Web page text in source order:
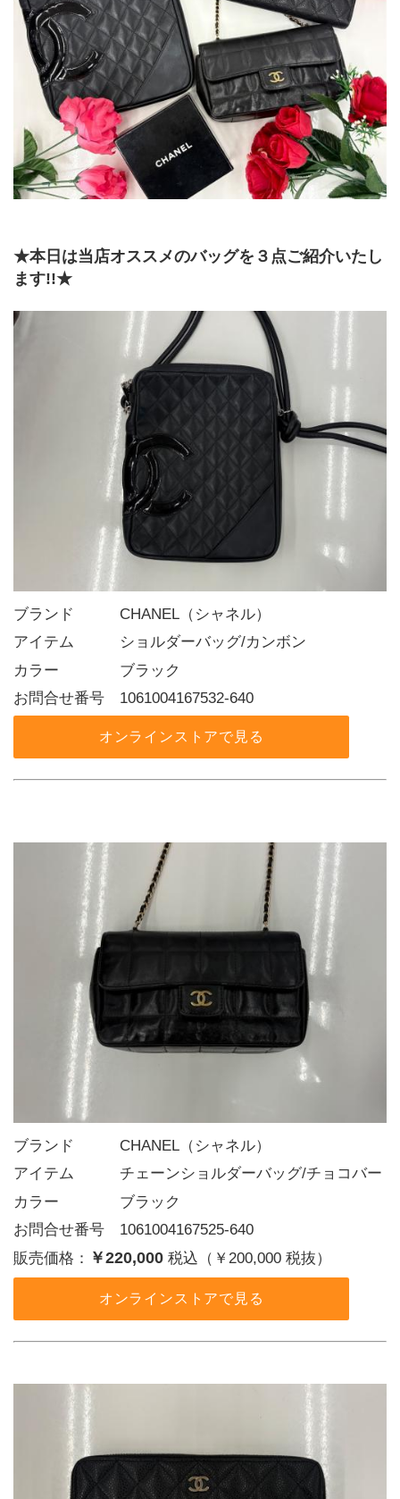
★本日は当店オススメのバッグを３点ご紹介いたし
ます!!★
ブランド   CHANEL（シャネル）
アイテム   ショルダーバッグ/カンボン
カラー    ブラック
お問合せ番号 1061004167532-640
オンラインストアで見る
ブランド   CHANEL（シャネル）
アイテム   チェーンショルダーバッグ/チョコバー
カラー    ブラック
お問合せ番号 1061004167525-640
販売価格： ￥220,000 税込（￥200,000 税抜）
オンラインストアで見る